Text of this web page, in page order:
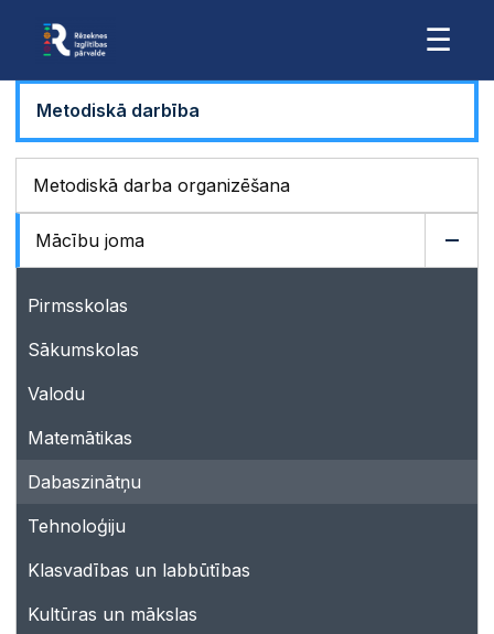
☰
Metodiskā darbība
Metodiskā darba organizēšana
Mācību joma
Pirmsskolas
Sākumskolas
Valodu
Matemātikas
Dabaszinātņu
Tehnoloģiju
Klasvadības un labbūtības
Kultūras un mākslas